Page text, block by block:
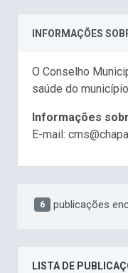
INFORMAÇÕES
O Conselho
saúde do
Informações
E-mail:
6 publicações
LISTA DE